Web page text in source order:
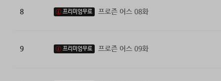
8 프리미엄무료 프로즌 어스 08화
9 프리미엄무료 프로즌 어스 09화